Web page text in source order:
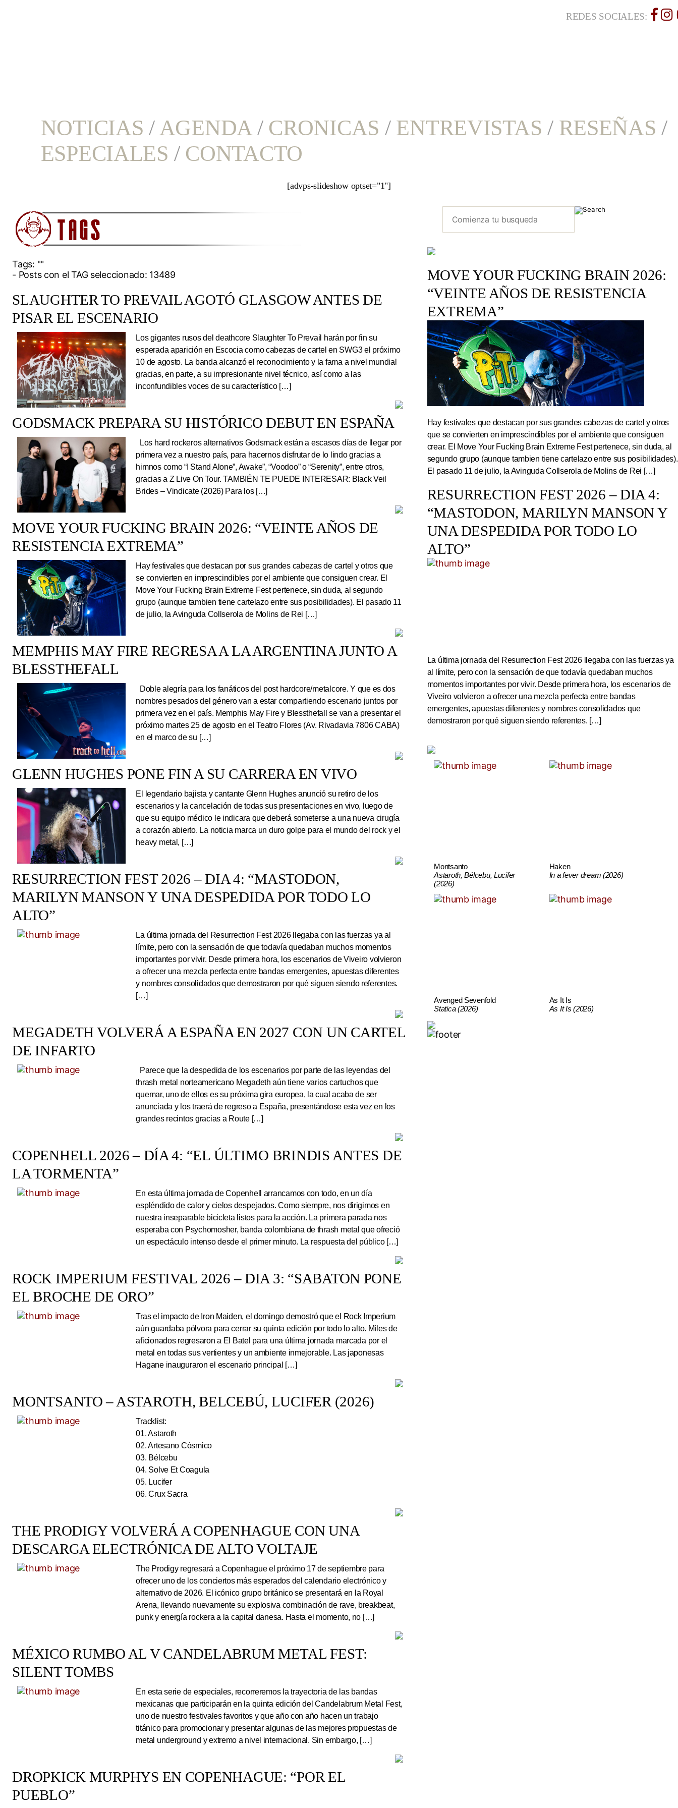
REDES SOCIALES:
NOTICIAS /AGENDA/ CRONICAS / ENTREVISTAS / RESEÑAS /
ESPECIALES / CONTACTO
[advps-slideshow optset="1"]
Tags: ""
- Posts con el TAG seleccionado: 13489
SLAUGHTER TO PREVAIL AGOTÓ GLASGOW ANTES DE
PISAR EL ESCENARIO
Los gigantes rusos del deathcore Slaughter To Prevail harán por fin su
esperada aparición en Escocia como cabezas de cartel en SWG3 el próximo
10 de agosto. La banda alcanzó el reconocimiento y la fama a nivel mundial
gracias, en parte, a su impresionante nivel técnico, así como a las
inconfundibles voces de su característico […]
GODSMACK PREPARA SU HISTÓRICO DEBUT EN ESPAÑA
Los hard rockeros alternativos Godsmack están a escasos días de llegar por
primera vez a nuestro país, para hacernos disfrutar de lo lindo gracias a
himnos como “I Stand Alone”, Awake”, “Voodoo” o “Serenity”, entre otros,
gracias a Z Live On Tour. TAMBIÉN TE PUEDE INTERESAR: Black Veil
Brides – Vindicate (2026) Para los […]
MOVE YOUR FUCKING BRAIN 2026: “VEINTE AÑOS DE
RESISTENCIA EXTREMA”
Hay festivales que destacan por sus grandes cabezas de cartel y otros que
se convierten en imprescindibles por el ambiente que consiguen crear. El
Move Your Fucking Brain Extreme Fest pertenece, sin duda, al segundo
grupo (aunque tambien tiene cartelazo entre sus posibilidades). El pasado 11
de julio, la Avinguda Collserola de Molins de Rei […]
MEMPHIS MAY FIRE REGRESA A LA ARGENTINA JUNTO A
BLESSTHEFALL
Doble alegría para los fanáticos del post hardcore/metalcore. Y que es dos
nombres pesados del género van a estar compartiendo escenario juntos por
primera vez en el país. Memphis May Fire y Blessthefall se van a presentar el
próximo martes 25 de agosto en el Teatro Flores (Av. Rivadavia 7806 CABA)
en el marco de su […]
GLENN HUGHES PONE FIN A SU CARRERA EN VIVO
El legendario bajista y cantante Glenn Hughes anunció su retiro de los
escenarios y la cancelación de todas sus presentaciones en vivo, luego de
que su equipo médico le indicara que deberá someterse a una nueva cirugía
a corazón abierto. La noticia marca un duro golpe para el mundo del rock y el
heavy metal, […]
RESURRECTION FEST 2026 – DIA 4: “MASTODON,
MARILYN MANSON Y UNA DESPEDIDA POR TODO LO
ALTO”
La última jornada del Resurrection Fest 2026 llegaba con las fuerzas ya al
límite, pero con la sensación de que todavía quedaban muchos momentos
importantes por vivir. Desde primera hora, los escenarios de Viveiro volvieron
a ofrecer una mezcla perfecta entre bandas emergentes, apuestas diferentes
y nombres consolidados que demostraron por qué siguen siendo referentes.
[…]
MEGADETH VOLVERÁ A ESPAÑA EN 2027 CON UN CARTEL
DE INFARTO
Parece que la despedida de los escenarios por parte de las leyendas del
thrash metal norteamericano Megadeth aún tiene varios cartuchos que
quemar, uno de ellos es su próxima gira europea, la cual acaba de ser
anunciada y los traerá de regreso a España, presentándose esta vez en los
grandes recintos gracias a Route […]
COPENHELL 2026 – DÍA 4: “EL ÚLTIMO BRINDIS ANTES DE
LA TORMENTA”
En esta última jornada de Copenhell arrancamos con todo, en un día
espléndido de calor y cielos despejados. Como siempre, nos dirigimos en
nuestra inseparable bicicleta listos para la acción. La primera parada nos
esperaba con Psychomosher, banda colombiana de thrash metal que ofreció
un espectáculo intenso desde el primer minuto. La respuesta del público […]
ROCK IMPERIUM FESTIVAL 2026 – DIA 3: “SABATON PONE
EL BROCHE DE ORO”
Tras el impacto de Iron Maiden, el domingo demostró que el Rock Imperium
aún guardaba pólvora para cerrar su quinta edición por todo lo alto. Miles de
aficionados regresaron a El Batel para una última jornada marcada por el
metal en todas sus vertientes y un ambiente inmejorable. Las japonesas
Hagane inauguraron el escenario principal […]
MONTSANTO – ASTAROTH, BELCEBÚ, LUCIFER (2026)
Tracklist:
01. Astaroth
02. Artesano Cósmico
03. Bélcebu
04. Solve Et Coagula
05. Lucifer
06. Crux Sacra
THE PRODIGY VOLVERÁ A COPENHAGUE CON UNA
DESCARGA ELECTRÓNICA DE ALTO VOLTAJE
The Prodigy regresará a Copenhague el próximo 17 de septiembre para
ofrecer uno de los conciertos más esperados del calendario electrónico y
alternativo de 2026. El icónico grupo británico se presentará en la Royal
Arena, llevando nuevamente su explosiva combinación de rave, breakbeat,
punk y energía rockera a la capital danesa. Hasta el momento, no […]
MÉXICO RUMBO AL V CANDELABRUM METAL FEST:
SILENT TOMBS
En esta serie de especiales, recorreremos la trayectoria de las bandas
mexicanas que participarán en la quinta edición del Candelabrum Metal Fest,
uno de nuestro festivales favoritos y que año con año hacen un trabajo
titánico para promocionar y presentar algunas de las mejores propuestas de
metal underground y extremo a nivel internacional. Sin embargo, […]
DROPKICK MURPHYS EN COPENHAGUE: “POR EL
PUEBLO”
MOVE YOUR FUCKING BRAIN 2026:
“VEINTE AÑOS DE RESISTENCIA
EXTREMA”
Hay festivales que destacan por sus grandes cabezas de cartel y otros
que se convierten en imprescindibles por el ambiente que consiguen
crear. El Move Your Fucking Brain Extreme Fest pertenece, sin duda, al
segundo grupo (aunque tambien tiene cartelazo entre sus posibilidades).
El pasado 11 de julio, la Avinguda Collserola de Molins de Rei […]
RESURRECTION FEST 2026 – DIA 4:
“MASTODON, MARILYN MANSON Y
UNA DESPEDIDA POR TODO LO
ALTO”
La última jornada del Resurrection Fest 2026 llegaba con las fuerzas ya
al límite, pero con la sensación de que todavía quedaban muchos
momentos importantes por vivir. Desde primera hora, los escenarios de
Viveiro volvieron a ofrecer una mezcla perfecta entre bandas
emergentes, apuestas diferentes y nombres consolidados que
demostraron por qué siguen siendo referentes. […]
Montsanto
Astaroth, Bélcebu, Lucifer
(2026)
Haken
In a fever dream (2026)
Avenged Sevenfold
Statica (2026)
As It Is
As It Is (2026)